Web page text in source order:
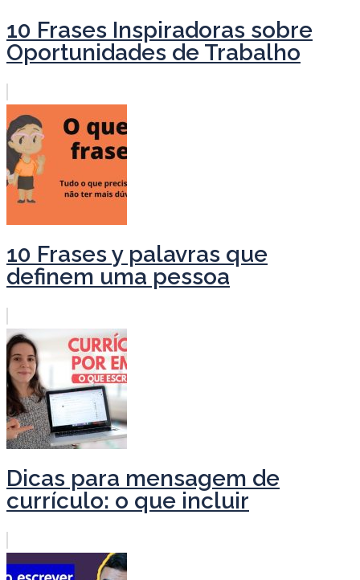
10 Frases Inspiradoras sobre
Oportunidades de Trabalho
10 Frases y palavras que
definem uma pessoa
Dicas para mensagem de
currículo: o que incluir